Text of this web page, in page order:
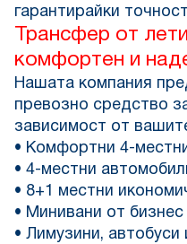
гарантирайки
Трансфер от
комфортен и
Нашата компания
превозно средство
зависимост от
• Комфортни 4-
• 4-местни
• 8+1 местни
• Минивани от
• Лимузини, автобуси